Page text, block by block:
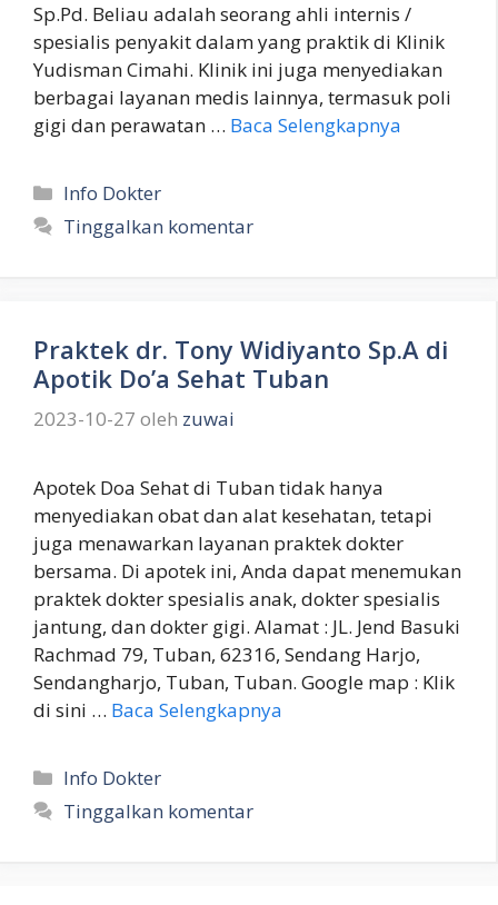
Sp.Pd. Beliau adalah seorang ahli internis /
spesialis penyakit dalam yang praktik di Klinik
Yudisman Cimahi. Klinik ini juga menyediakan
berbagai layanan medis lainnya, termasuk poli
gigi dan perawatan … Baca Selengkapnya
Kategori
Info Dokter
Tinggalkan komentar
Praktek dr. Tony Widiyanto Sp.A di
Apotik Do’a Sehat Tuban
2023-10-27 oleh zuwai
Apotek Doa Sehat di Tuban tidak hanya
menyediakan obat dan alat kesehatan, tetapi
juga menawarkan layanan praktek dokter
bersama. Di apotek ini, Anda dapat menemukan
praktek dokter spesialis anak, dokter spesialis
jantung, dan dokter gigi. Alamat : JL. Jend Basuki
Rachmad 79, Tuban, 62316, Sendang Harjo,
Sendangharjo, Tuban, Tuban. Google map : Klik
di sini … Baca Selengkapnya
Kategori
Info Dokter
Tinggalkan komentar